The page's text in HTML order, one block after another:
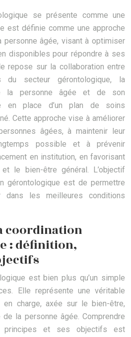
se présente comme une
est définie comme une approche
âgée, visant à optimiser
disponibles pour répondre à ses
repose sur la collaboration entre
du secteur gérontologique, la
la personne âgée et de son
en place d’un plan de soins
Cette approche vise à améliorer
âgées, à maintenir leur
possible et à prévenir
en institution, en favorisant
le bien-être général. L’objectif
gérontologique est de permettre
les meilleures conditions
coordination
: définition,
est bien plus qu’un simple
Elle représente une véritable
charge, axée sur le bien-être,
de la personne âgée. Comprendre
principes et ses objectifs est